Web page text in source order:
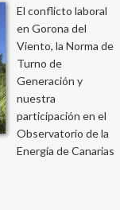
El conflicto laboral
en Gorona del
Viento, la Norma de
Turno de
Generación y
nuestra
participación en el
Observatorio de la
Energía de Canarias